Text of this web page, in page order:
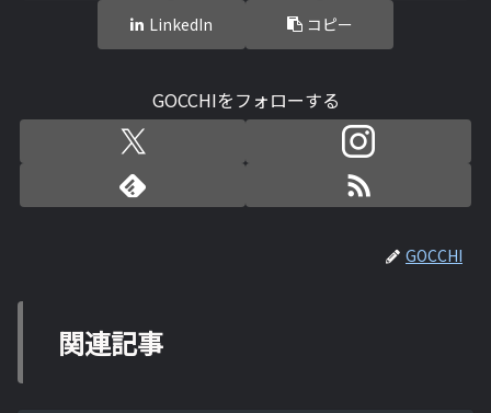
LinkedIn コピー
GOCCHIをフォローする
GOCCHI
関連記事